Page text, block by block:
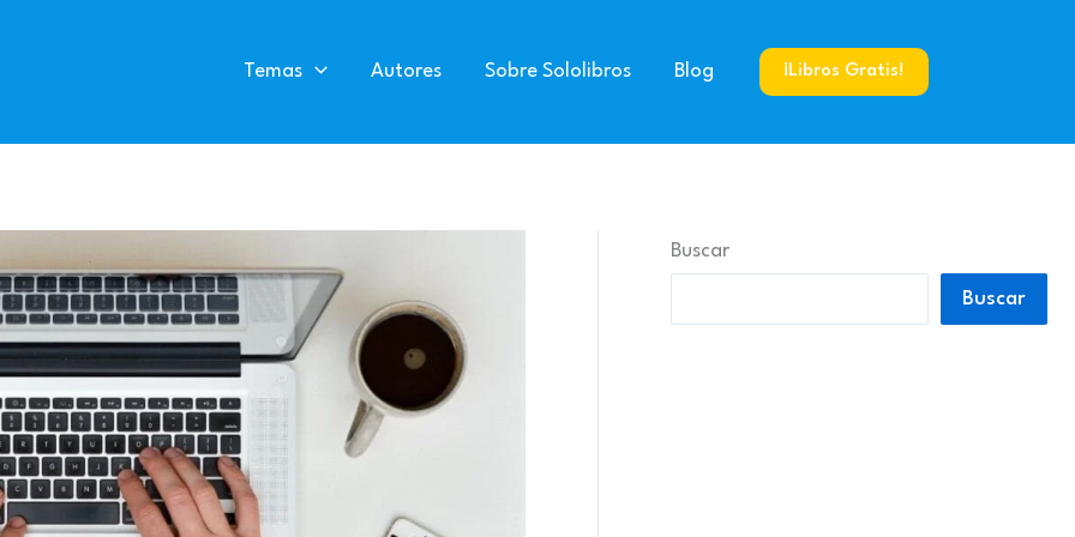
Temas Autores Sobre Sololibros Blog ¡Libros Gratis!
Buscar
Buscar